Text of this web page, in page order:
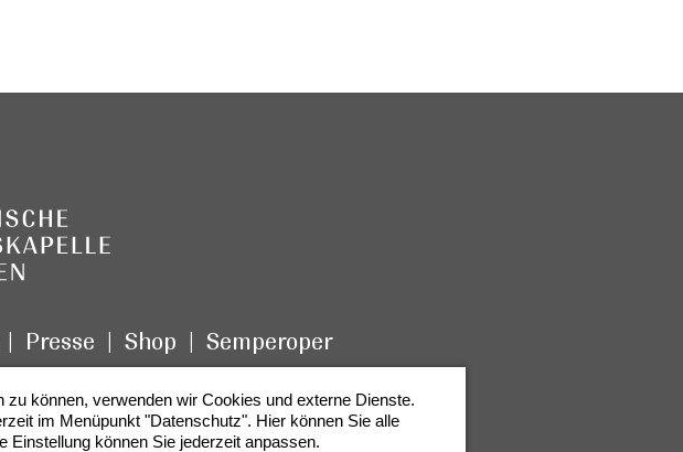
Presse Shop Semperoper
können, verwenden wir Cookies und externe Dienste.
im Menüpunkt "Datenschutz". Hier können Sie alle
Einstellung können Sie jederzeit anpassen.